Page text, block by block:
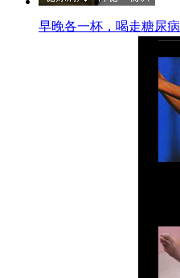
早晚各一杯，喝走糖尿病